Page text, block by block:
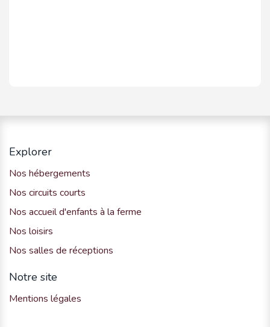
Explorer
Nos hébergements
Nos circuits courts
Nos accueil d'enfants à la ferme
Nos loisirs
Nos salles de réceptions
Notre site
Mentions légales